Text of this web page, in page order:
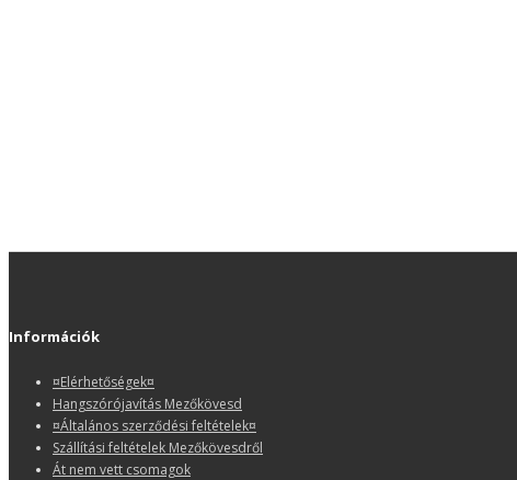
Információk
¤Elérhetőségek¤
Hangszórójavítás Mezőkövesd
¤Általános szerződési feltételek¤
Szállítási feltételek Mezőkövesdről
Át nem vett csomagok